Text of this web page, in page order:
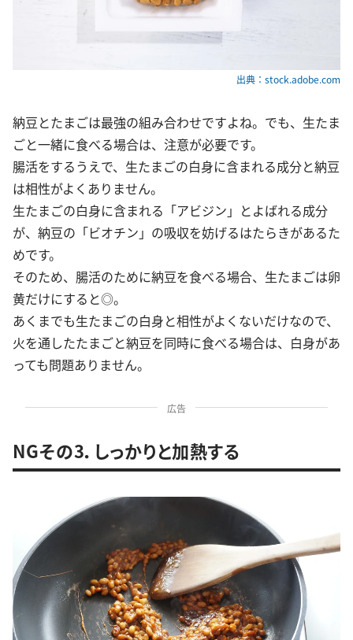
出典：stock.adobe.com
納豆とたまごは最強の組み合わせですよね。でも、生たま
ごと一緒に食べる場合は、注意が必要です。
腸活をするうえで、生たまごの白身に含まれる成分と納豆
は相性がよくありません。
生たまごの白身に含まれる「アビジン」とよばれる成分
が、納豆の「ビオチン」の吸収を妨げるはたらきがあるた
めです。
そのため、腸活のために納豆を食べる場合、生たまごは卵
黄だけにすると◎。
あくまでも生たまごの白身と相性がよくないだけなので、
火を通したたまごと納豆を同時に食べる場合は、白身があ
っても問題ありません。
広告
NGその3．しっかりと加熱する